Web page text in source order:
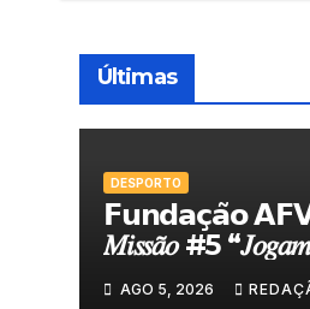
Últimas
DESPORTO
𝗙𝘂𝗻𝗱𝗮𝗰̧𝗮̃𝗼
𝑀𝑖𝑠𝑠𝑎̃𝑜 #5
AGO 5, 2026